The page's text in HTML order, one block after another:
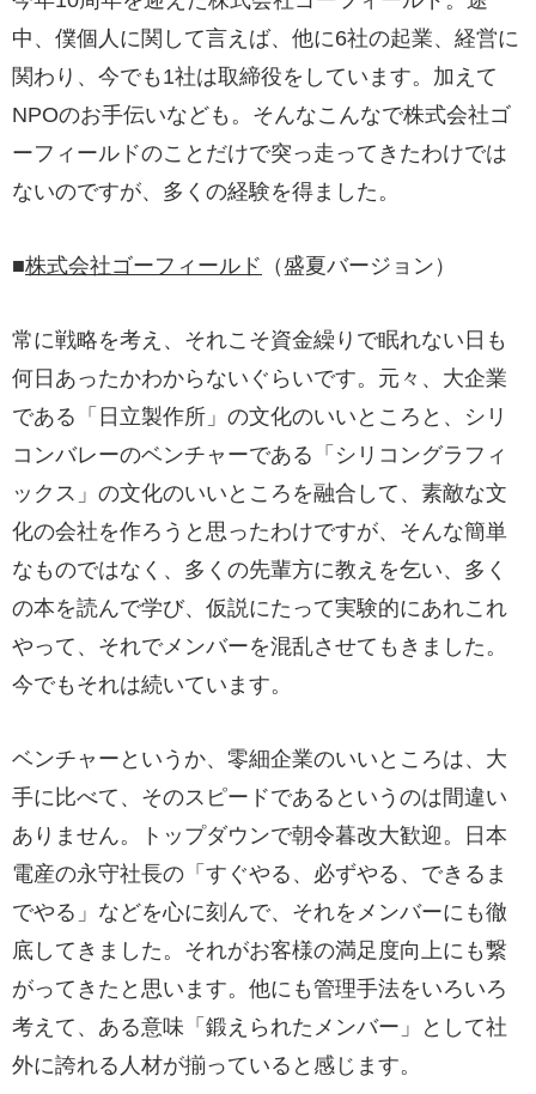
中、僕個人に関して言えば、他に6社の起業、経営に
関わり、今でも1社は取締役をしています。加えて
NPOのお手伝いなども。そんなこんなで株式会社ゴ
ーフィールドのことだけで突っ走ってきたわけでは
ないのですが、多くの経験を得ました。
■株式会社ゴーフィールド （盛夏バージョン）
常に戦略を考え、それこそ資金繰りで眠れない日も
何日あったかわからないぐらいです。元々、大企業
である「日立製作所」の文化のいいところと、シリ
コンバレーのベンチャーである「シリコングラフィ
ックス」の文化のいいところを融合して、素敵な文
化の会社を作ろうと思ったわけですが、そんな簡単
なものではなく、多くの先輩方に教えを乞い、多く
の本を読んで学び、仮説にたって実験的にあれこれ
やって、それでメンバーを混乱させてもきました。
今でもそれは続いています。
ベンチャーというか、零細企業のいいところは、大
手に比べて、そのスピードであるというのは間違い
ありません。トップダウンで朝令暮改大歓迎。日本
電産の永守社長の「すぐやる、必ずやる、できるま
でやる」などを心に刻んで、それをメンバーにも徹
底してきました。それがお客様の満足度向上にも繋
がってきたと思います。他にも管理手法をいろいろ
考えて、ある意味「鍛えられたメンバー」として社
外に誇れる人材が揃っていると感じます。